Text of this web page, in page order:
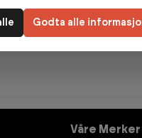
Våre Merker
Godta alle